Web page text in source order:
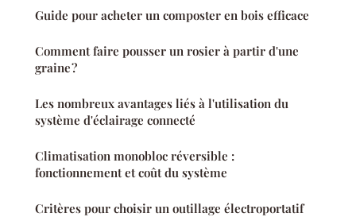
Guide pour acheter un composter en bois efficace
Comment faire pousser un rosier à partir d'une
graine ?
Les nombreux avantages liés à l'utilisation du
système d'éclairage connecté
Climatisation monobloc réversible :
fonctionnement et coût du système
Critères pour choisir un outillage électroportatif